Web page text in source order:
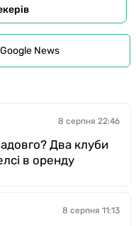
News
8 серпня 22:46
Два клуби
в оренду
8 серпня 11:13